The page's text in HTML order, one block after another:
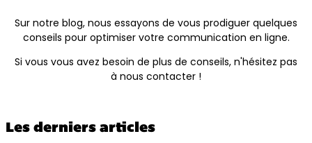
Sur notre blog, nous essayons de vous prodiguer quelques
conseils pour optimiser votre communication en ligne.
Si vous vous avez besoin de plus de conseils, n'hésitez pas
à nous contacter !
Les derniers articles